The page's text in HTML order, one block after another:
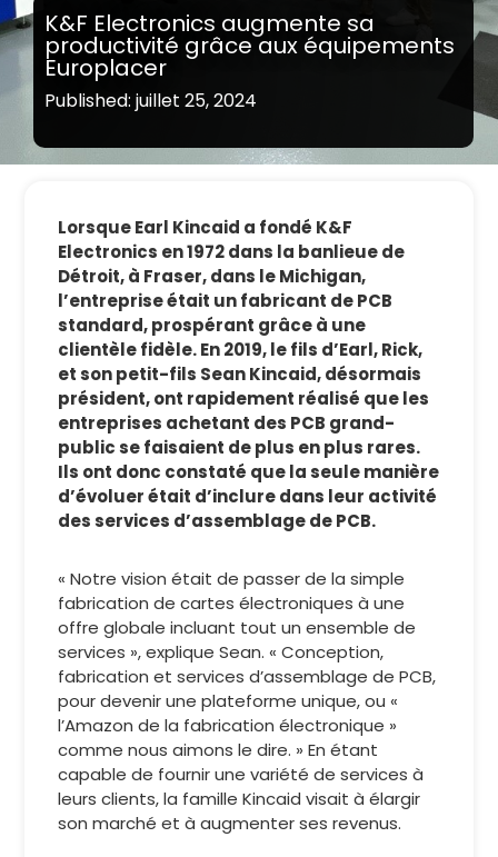
K&F Electronics augmente sa
productivité grâce aux équipements
Europlacer
Published: juillet 25, 2024
Lorsque Earl Kincaid a fondé K&F
Electronics en 1972 dans la banlieue de
Détroit, à Fraser, dans le Michigan,
l’entreprise était un fabricant de PCB
standard, prospérant grâce à une
clientèle fidèle. En 2019, le fils d’Earl, Rick,
et son petit-fils Sean Kincaid, désormais
président, ont rapidement réalisé que les
entreprises achetant des PCB grand-
public se faisaient de plus en plus rares.
Ils ont donc constaté que la seule manière
d’évoluer était d’inclure dans leur activité
des services d’assemblage de PCB.
« Notre vision était de passer de la simple
fabrication de cartes électroniques à une
offre globale incluant tout un ensemble de
services », explique Sean. « Conception,
fabrication et services d’assemblage de PCB,
pour devenir une plateforme unique, ou «
l’Amazon de la fabrication électronique »
comme nous aimons le dire. » En étant
capable de fournir une variété de services à
leurs clients, la famille Kincaid visait à élargir
son marché et à augmenter ses revenus.